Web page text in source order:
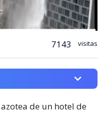
7143 visitas
de un hotel de